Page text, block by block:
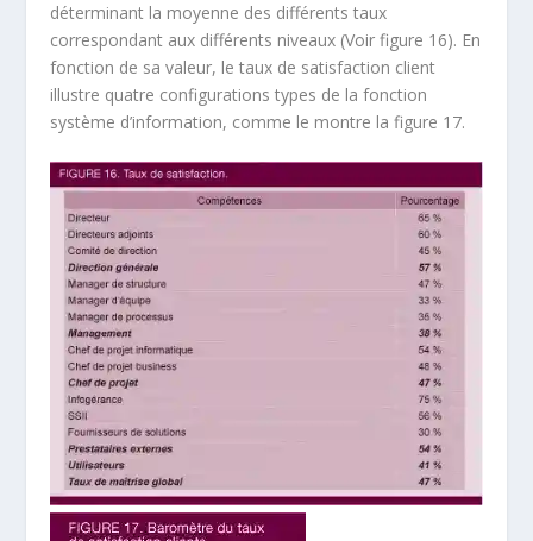
déterminant la moyenne des différents taux
correspondant aux différents niveaux (Voir figure 16). En
fonction de sa valeur, le taux de satisfaction client
illustre quatre configurations types de la fonction
système d’information, comme le montre la figure 17.